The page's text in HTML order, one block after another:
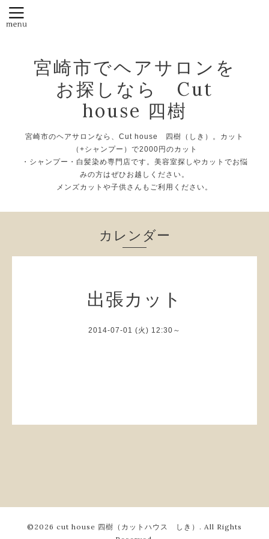
宮崎市でヘアサロンを
お探しなら Cut
house 四樹
宮崎市のヘアサロンなら、Cut house 四樹（しき）。カット
（+シャンプー）で2000円のカット
・シャンプー・白髪染め専門店です。美容室探しやカットでお悩
みの方はぜひお越しください。
メンズカットや子供さんもご利用ください。
カレンダー
出張カット
2014-07-01 (火) 12:30～
©2026 cut house 四樹（カットハウス しき） . All Rights